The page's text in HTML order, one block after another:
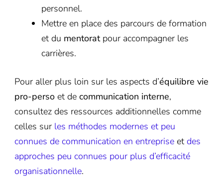
personnel.
Mettre en place des parcours de formation
et du mentoratpour accompagner les
carrières.
Pour aller plus loin sur les aspects d’équilibre vie
pro-perso et de communication interne,
consultez des ressources additionnelles comme
celles sur les méthodes modernes et peu
connues de communication en entreprise et des
approches peu connues pour plus d’efficacité
organisationnelle.